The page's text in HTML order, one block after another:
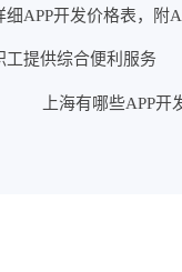
细APP开发价格表，附
工提供综合便利服务
上海有哪些APP开